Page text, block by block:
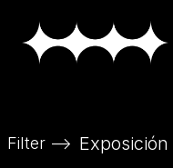
Filter --> Exposición